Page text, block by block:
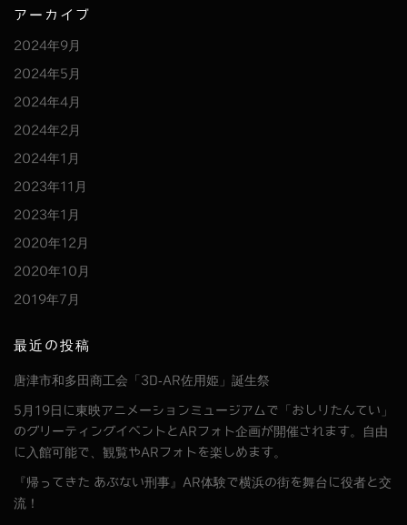
アーカイブ
2024年9月
2024年5月
2024年4月
2024年2月
2024年1月
2023年11月
2023年1月
2020年12月
2020年10月
2019年7月
最近の投稿
唐津市和多田商工会「3D-AR佐用姫」誕生祭
5月19日に東映アニメーションミュージアムで「おしりたんてい」
のグリーティングイベントとARフォト企画が開催されます。自由
に入館可能で、観覧やARフォトを楽しめます。
『帰ってきた あぶない刑事』AR体験で横浜の街を舞台に役者と交
流！